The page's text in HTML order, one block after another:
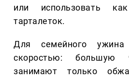
или использовать
тарталеток.
Для семейного
скоростью: большую
занимают только